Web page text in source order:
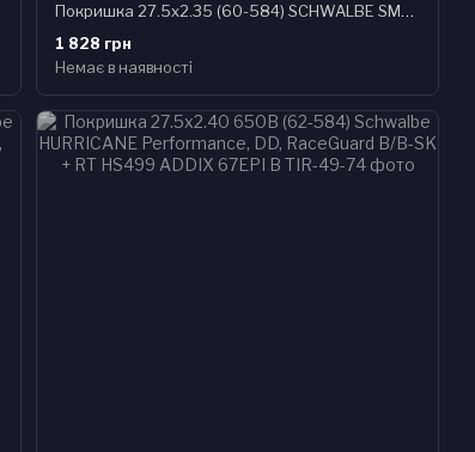
Покришка 27.5x2.35 (60-584) SCHWALBE SMART SAM Plus Perf, DD, GreenGuard B/B-SK+RT HS624 ADDIX 67EPI 35B
1 828 грн
Немає в наявності